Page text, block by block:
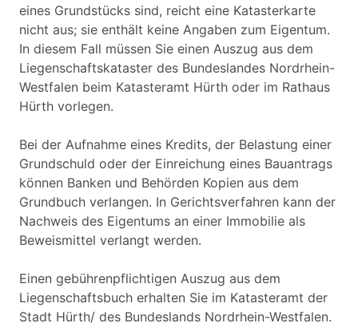
eines Grundstücks sind, reicht eine Katasterkarte
nicht aus; sie enthält keine Angaben zum Eigentum.
In diesem Fall müssen Sie einen Auszug aus dem
Liegenschaftskataster des Bundeslandes Nordrhein-
Westfalen beim Katasteramt Hürth oder im Rathaus
Hürth vorlegen.
Bei der Aufnahme eines Kredits, der Belastung einer
Grundschuld oder der Einreichung eines Bauantrags
können Banken und Behörden Kopien aus dem
Grundbuch verlangen. In Gerichtsverfahren kann der
Nachweis des Eigentums an einer Immobilie als
Beweismittel verlangt werden.
Einen gebührenpflichtigen Auszug aus dem
Liegenschaftsbuch erhalten Sie im Katasteramt der
Stadt Hürth/ des Bundeslands Nordrhein-Westfalen.